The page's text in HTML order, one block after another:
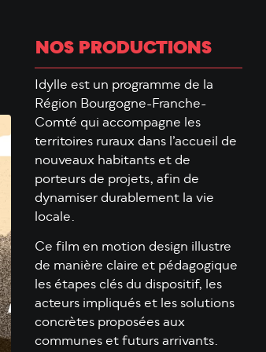
NOS PRODUCTIONS
Idylle est un programme de la
Région Bourgogne-Franche-
Comté qui accompagne les
territoires ruraux dans l’accueil de
nouveaux habitants et de
porteurs de projets, afin de
dynamiser durablement la vie
locale.
Ce film en motion design illustre
de manière claire et pédagogique
les étapes clés du dispositif, les
acteurs impliqués et les solutions
concrètes proposées aux
communes et futurs arrivants.